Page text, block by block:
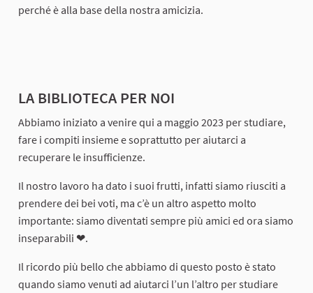
perché è alla base della nostra amicizia.
LA BIBLIOTECA PER NOI
Abbiamo iniziato a venire qui a maggio 2023 per studiare,
fare i compiti insieme e soprattutto per aiutarci a
recuperare le insufficienze.
Il nostro lavoro ha dato i suoi frutti, infatti siamo riusciti a
prendere dei bei voti, ma c’è un altro aspetto molto
importante: siamo diventati sempre più amici ed ora siamo
inseparabili ❤.
Il ricordo più bello che abbiamo di questo posto è stato
quando siamo venuti ad aiutarci l’un l’altro per studiare